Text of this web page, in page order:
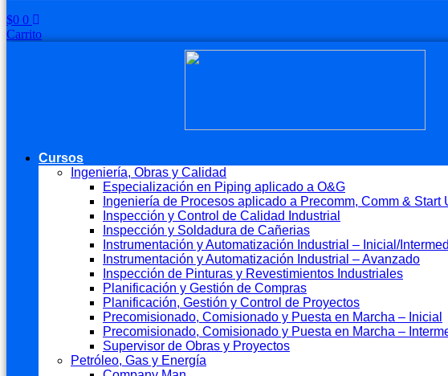
$0 0
Carrito
Cursos
Ingeniería, Obras y Calidad
Especialización en Piping aplicado a O&G
Ingeniería de Procesos aplicado a Precomm, Comm & Start
Inspección y Control de Calidad Industrial
Inspección y Soldadura de Cañerias
Instrumentación y Automatización Industrial – Inicial/
Instrumentación y Automatización Industrial – Avanzado
Inspección de Pinturas y Revestimientos Industriales
Planificación y Gestión de Compras
Planificación, Gestión y Control de Proyectos
Precomisionado, Comisionado y Puesta en Marcha – Inicial
Precomisionado, Comisionado y Puesta en Marcha –
Supervisor de Obras y Proyectos
Petróleo, Gas y Energía